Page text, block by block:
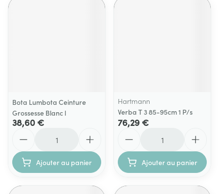
Bota Lumbota Ceinture
Grossesse Blanc l
38,60 €
Ajouter au panier
Hartmann
Verba T 3 85-95cm 1 P/s
76,29 €
Ajouter au panier